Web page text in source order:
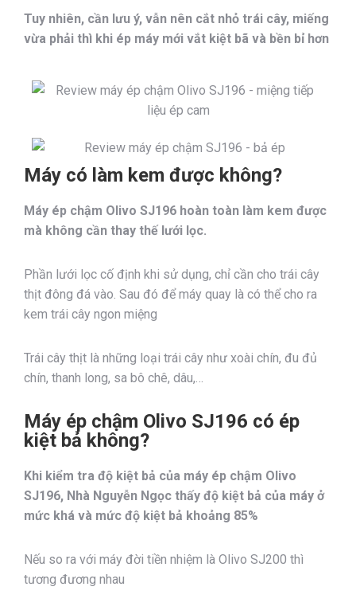
Tuy nhiên, cần lưu ý, vẫn nên cắt nhỏ trái cây, miếng
vừa phải thì khi ép máy mới vắt kiệt bã và bền bỉ hơn
Máy có làm kem được không?
Máy ép chậm Olivo SJ196 hoàn toàn làm kem được
mà không cần thay thế lưới lọc.
Phần lưới lọc cố định khi sử dụng, chỉ cần cho trái cây
thịt đông đá vào. Sau đó để máy quay là có thể cho ra
kem trái cây ngon miệng
Trái cây thịt là những loại trái cây như xoài chín, đu đủ
chín, thanh long, sa bô chê, dâu,…
Máy ép chậm Olivo SJ196 có ép
kiệt bả không?
Khi kiểm tra độ kiệt bả của máy ép chậm Olivo
SJ196, Nhà Nguyễn Ngọc thấy độ kiệt bả của máy ở
mức khá và mức độ kiệt bả khoảng 85%
Nếu so ra với máy đời tiền nhiệm là Olivo SJ200 thì
tương đương nhau